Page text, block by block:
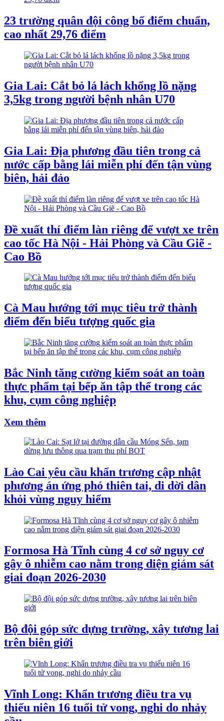
23 trường quân đội công bố điểm chuẩn,
cao nhất 29,76 điểm
Gia Lai: Cắt bỏ lá lách khổng lồ nặng
3,5kg trong người bệnh nhân U70
Gia Lai: Địa phương đầu tiên trong cả
nước cấp bằng lái miễn phí đến tận vùng
biên, hải đảo
Đề xuất thí điểm làn riêng để vượt xe trên
cao tốc Hà Nội - Hải Phòng và Cầu Giẽ -
Cao Bồ
Cà Mau hướng tới mục tiêu trở thành
điểm đến biểu tượng quốc gia
Bắc Ninh tăng cường kiểm soát an toàn
thực phẩm tại bếp ăn tập thể trong các
khu, cụm công nghiệp
Xem thêm
Lào Cai yêu cầu khẩn trương cập nhật
phương án ứng phó thiên tai, di dời dân
khỏi vùng nguy hiểm
Formosa Hà Tĩnh cùng 4 cơ sở nguy cơ
gây ô nhiễm cao nằm trong diện giám sát
giai đoạn 2026-2030
Bộ đội góp sức dựng trường, xây tương lai
trên biên giới
Vĩnh Long: Khẩn trương điều tra vụ
thiếu niên 16 tuổi tử vong, nghi do nhảy